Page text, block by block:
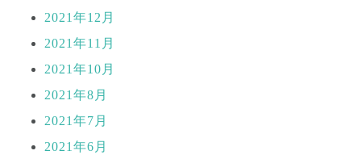
2021年12月
2021年11月
2021年10月
2021年8月
2021年7月
2021年6月